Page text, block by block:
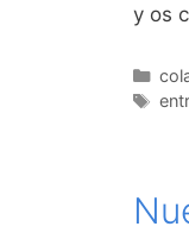
y os